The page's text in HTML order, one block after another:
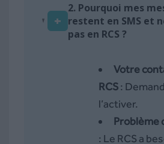
+
2. Pourquoi mes
restent en SMS et
pas en RCS ?
Votre
RCS:
l’activer.
Problème
: Le RCS a